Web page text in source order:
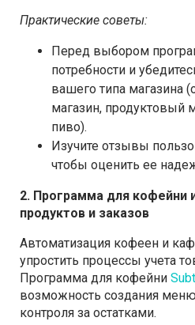
Практические советы:
Перед выбором
потребности и
вашего типа магазина
магазин, продуктовый
пиво).
Изучите отзывы
чтобы оценить ее
2. Программа для кофейни
продуктов и заказов
Автоматизация кофеен и
упростить процессы учета
Программа для кофейни
возможность создания
контроля за остатками.